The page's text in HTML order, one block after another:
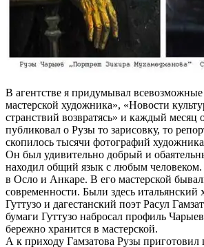
В агентстве я придумывал
мастерской художника», «Новости
странствий возвратясь» и каждый месяц
публиковал о Рузы то зарисовку, то
скопилось тысячи фотографий
Он был удивительно добрый и
находил общий язык с любым
в Осло и Анкаре. В его мастерской
современности. Были здесь итальянский
Гуттузо и дагестанский поэт Расул
бумаги Гуттузо набросал профиль
бережно хранится в мастерской.
А к приходу Гамзатова Рузы приготовил